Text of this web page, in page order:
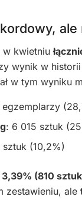
ale
w kwietniu
wynik w
w tym wyniku
: 6 015 sztuk
(10,2%)
3,39% (810
zestawieniu, ale